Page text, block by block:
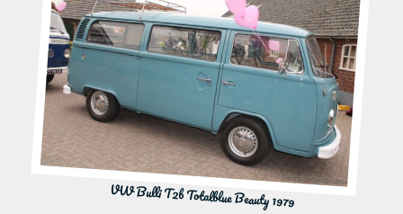
VW Bulli T2b Totalblue Beauty 1979